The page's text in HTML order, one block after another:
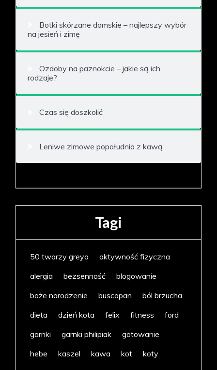
Botki skórzane damskie – najlepszy wybór
na jesień i zimę
Ozdoby na paznokcie – jakie są ich
rodzaje?
Czas się doszkolić
Leniwe zimowe popołudnia z kawą
Tagi
50 twarzy greya
aktywność fizyczna
alergia
bezsenność
blogowanie
boże narodzenie
buscopan
ból brzucha
dieta
dzień kota felix fitness
ford
garnki
garnki philipiak
gotowanie
hebe
kaszel kawa kot
koty